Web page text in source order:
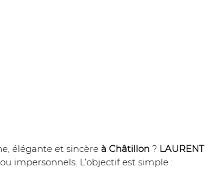
élégante et sincère à Châtillon ? LAURENT
impersonnels. L’objectif est simple :